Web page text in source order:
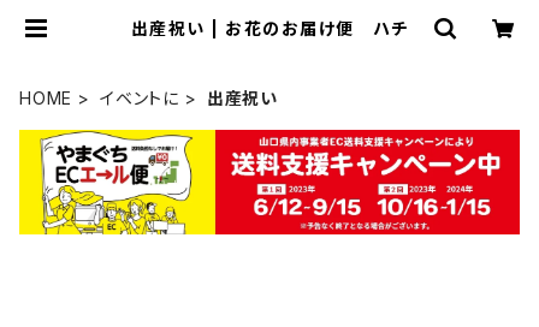
出産祝い | お花のお届け便 ハチ
HOME イベントに 出産祝い